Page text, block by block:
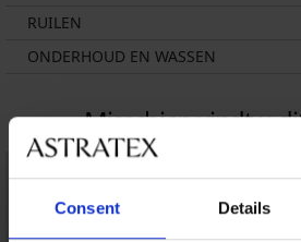
Consent Details
RUILEN
ONDERHOUD EN WASSEN
Misschien vindt u